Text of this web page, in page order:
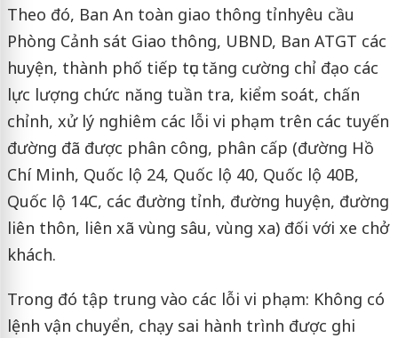
Theo đó, Ban An toàn giao thông tỉnhyêu cầu
Phòng Cảnh sát Giao thông, UBND, Ban ATGT các
huyện, thành phố tiếp tục tăng cường chỉ đạo các
lực lượng chức năng tuần tra, kiểm soát, chấn
chỉnh, xử lý nghiêm các lỗi vi phạm trên các tuyến
đường đã được phân công, phân cấp (đường Hồ
Chí Minh, Quốc lộ 24, Quốc lộ 40, Quốc lộ 40B,
Quốc lộ 14C, các đường tỉnh, đường huyện, đường
liên thôn, liên xã vùng sâu, vùng xa) đối với xe chở
khách.
Trong đó tập trung vào các lỗi vi phạm: Không có
lệnh vận chuyển, chạy sai hành trình được ghi